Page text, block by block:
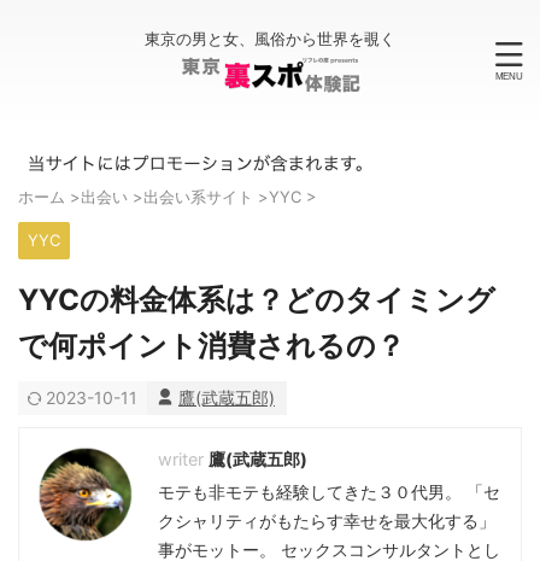
東京の男と女、風俗から世界を覗く
ホーム >出会い >出会い系サイト >YYC >
YYC
YYCの料金体系は？どのタイミング
で何ポイント消費されるの？
2023-10-11 鷹(武蔵五郎)
鷹(武蔵五郎)
モテも非モテも経験してきた３０代男。 「セ
クシャリティがもたらす幸せを最大化する」
事がモットー。 セックスコンサルタントとし